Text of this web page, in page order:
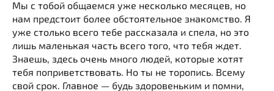
Мы с тобой общаемся уже несколько месяцев, но
нам предстоит более обстоятельное знакомство. Я
уже столько всего тебе рассказала и спела, но это
лишь маленькая часть всего того, что тебя ждет.
Знаешь, здесь очень много людей, которые хотят
тебя поприветствовать. Но ты не торопись. Всему
свой срок. Главное — будь здоровеньким и помни,